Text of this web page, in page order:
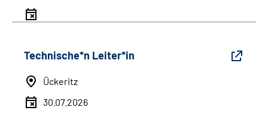
Technische*n Leiter*in
Ückeritz
30.07.2026